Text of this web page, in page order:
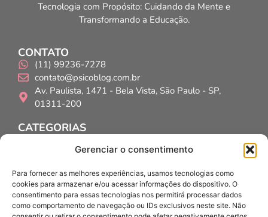
Gerenciar o consentimento
Para fornecer as melhores experiências, usamos tecnologias como
cookies para armazenar e/ou acessar informações do dispositivo. O
consentimento para essas tecnologias nos permitirá processar dados
como comportamento de navegação ou IDs exclusivos neste site. Não
Tecnologia com Propósito: Cuidando da Mente e
Transformando a Educação.
CONTATO
(11) 99236-7278
contato@psicoblog.com.br
Av. Paulista, 1471 - Bela Vista, São Paulo - SP,
01311-200
CATEGORIAS
Psicopedagogos
INSTITUCIONAL
Home
Quem Somos?